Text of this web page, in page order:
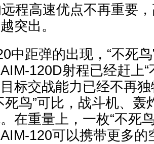
程高速优点不再重要
突出。
中距弹的出现，“不死
120D射程已经赶上“
标交战能力已经不再
死鸟”可比，战斗机、
在重量上，一枚“不死
120可以携带更多的